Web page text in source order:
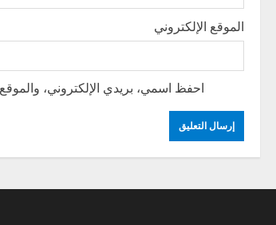
الموقع الإلكتروني
احفظ اسمي، بريدي الإلكتروني،